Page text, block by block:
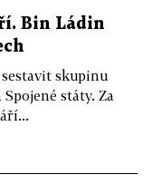
Bin Ládin
skupinu
státy. Za